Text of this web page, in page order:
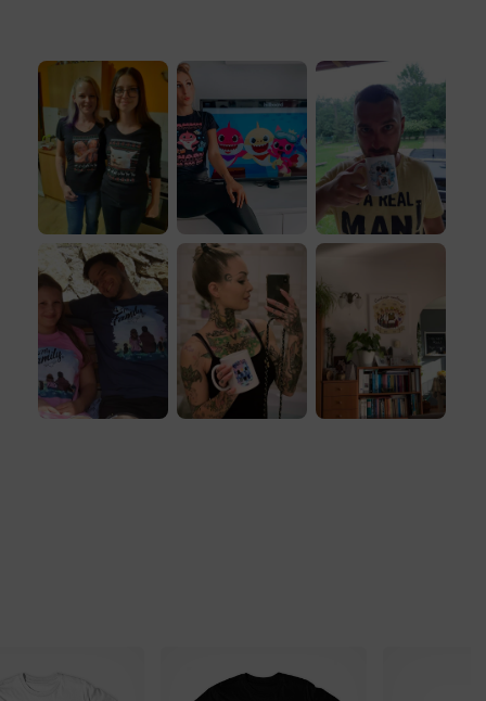
elkészüljenek a rendeléseddel,
hozzád!